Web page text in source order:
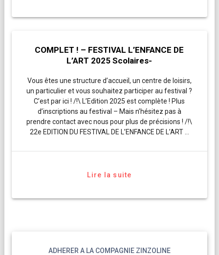
COMPLET ! – FESTIVAL L’ENFANCE DE
L’ART 2025 Scolaires-
Vous êtes une structure d’accueil, un centre de loisirs,
un particulier et vous souhaitez participer au festival ?
C’est par ici ! /!\ L’Edition 2025 est complète ! Plus
d’inscriptions au festival – Mais n’hésitez pas à
prendre contact avec nous pour plus de précisions ! /!\
22e EDITION DU FESTIVAL DE L’ENFANCE DE L’ART …
Lire la suite
ADHERER A LA COMPAGNIE ZINZOLINE